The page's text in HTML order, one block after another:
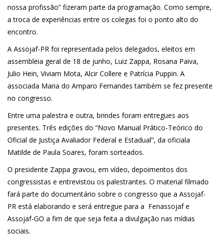
nossa profissão” fizeram parte da programação. Como sempre,
a troca de experiências entre os colegas foi o ponto alto do
encontro.
A Assojaf-PR foi representada pelos delegados, eleitos em
assembleia geral de 18 de junho, Luiz Zappa, Rosana Paiva,
Julio Hein, Viviam Mota, Alcir Collere e Patrícia Puppin. A
associada Maria do Amparo Fernandes também se fez presente
no congresso.
Entre uma palestra e outra, brindes foram entregues aos
presentes. Três edições do “Novo Manual Prático-Teórico do
Oficial de Justiça Avaliador Federal e Estadual”, da oficiala
Matilde de Paula Soares, foram sorteados.
O presidente Zappa gravou, em vídeo, depoimentos dos
congressistas e entrevistou os palestrantes. O material filmado
fará parte do documentário sobre o congresso que a Assojaf-
PR está elaborando e será entregue para a Fenassojaf e
Assojaf-GO a fim de que seja feita a divulgação nas mídias
sociais.